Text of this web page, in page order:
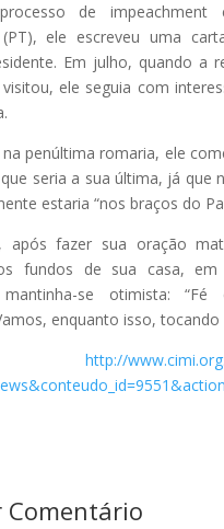
de impeachment
(PT), ele escreveu uma
Em julho, quando a
ele seguia com
na penúltima romaria, ele
seria a sua última, já que
estaria “nos braços do
após fazer sua oração
fundos de sua casa,
se otimista: “Fé
enquanto isso, tocando
http://
Comentário